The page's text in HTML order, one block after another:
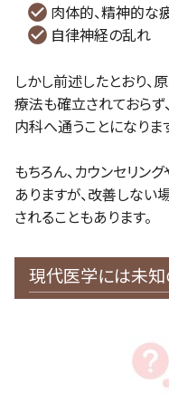
肉体的、精神的な
自律神経の乱れ
しかし前述したとおり
療法も確立されておらず
内科へ通うことになりま
もちろん、カウンセリン
ありますが、改善しな
されることもあります。
現代医学には未知